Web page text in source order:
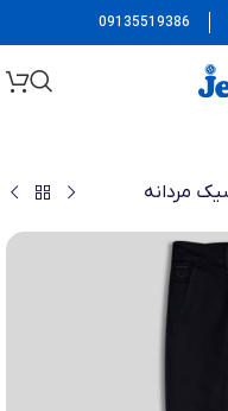
09135519386
مردانه